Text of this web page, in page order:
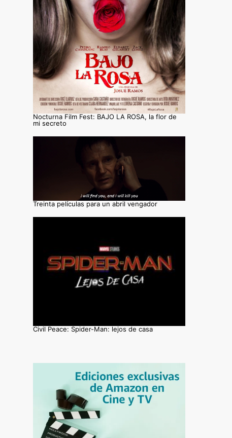
Nocturna Film Fest: BAJO LA ROSA, la flor de
mi secreto
Treinta películas para un abril vengador
Civil Peace: Spider-Man: lejos de casa